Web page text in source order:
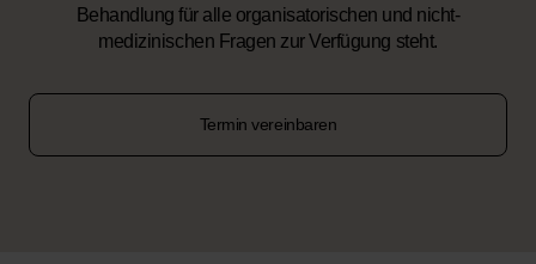
Behandlung für alle organisatorischen und nicht-
medizinischen Fragen zur Verfügung steht.
Termin vereinbaren